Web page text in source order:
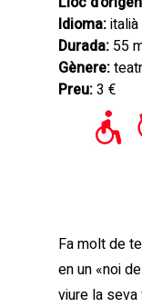
Idioma:
Durada: 55
Gènere:
Preu:3 €
Fa molt de
en un «noi
viure la seva